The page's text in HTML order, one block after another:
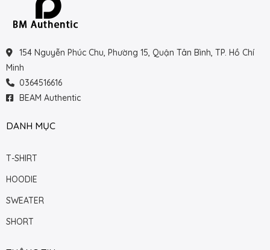
154 Nguyễn Phúc Chu, Phường 15, Quận Tân Bình, TP. Hồ Chí
Minh
0364516616
BEAM Authentic
DANH MỤC
T-SHIRT
HOODIE
SWEATER
SHORT